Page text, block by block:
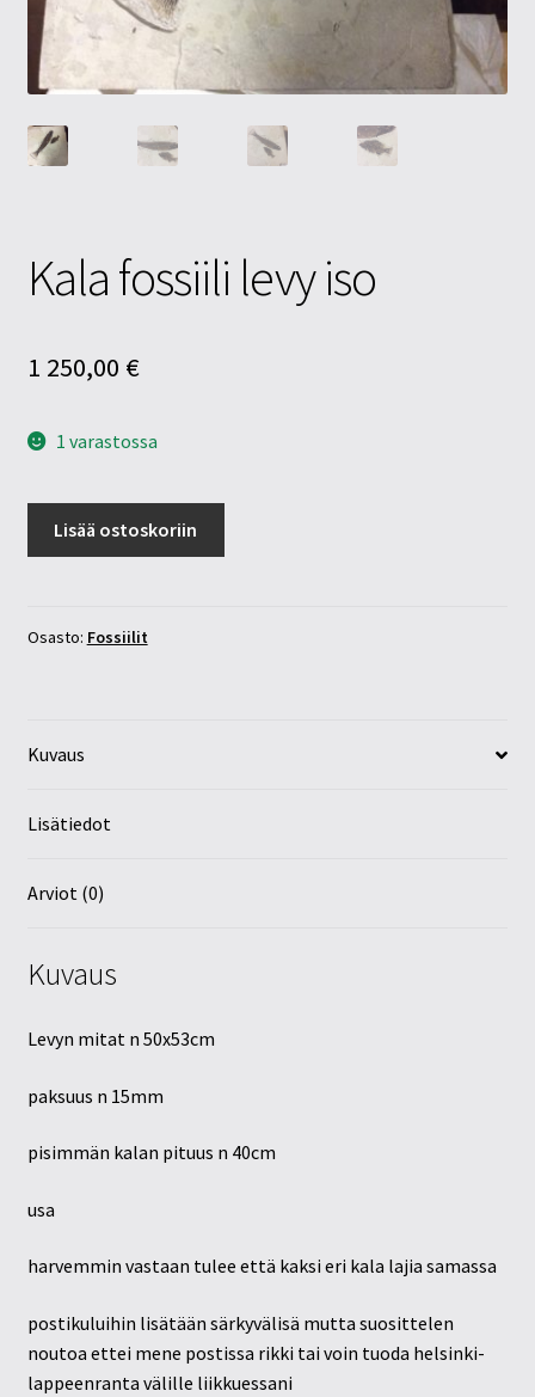
Tietosuojaseloste
Tuotteet
Yritysinfo
Kala fossiili levy iso
1 250,00 €
1 varastossa
määrä
Lisää ostoskoriin
Osasto: Fossiilit
Kuvaus
Lisätiedot
Arviot (0)
Kuvaus
Levyn mitat n 50x53cm
paksuus n 15mm
pisimmän kalan pituus n 40cm
usa
harvemmin vastaan tulee että kaksi eri kala lajia samassa
postikuluihin lisätään särkyvälisä mutta suosittelen
noutoa ettei mene postissa rikki tai voin tuoda helsinki-
lappeenranta välille liikkuessani